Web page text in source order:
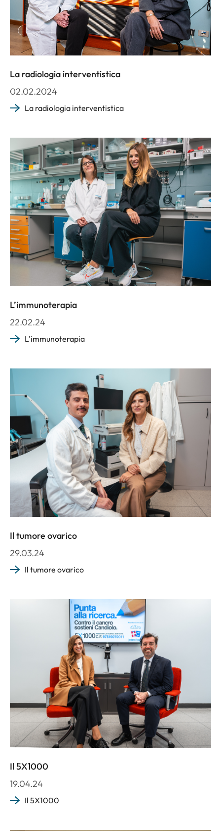
La radiologia interventistica
02.02.2024
La radiologia interventistica
L’immunoterapia
22.02.24
L'immunoterapia
Il tumore ovarico
29.03.24
Il tumore ovarico
Il 5X1000
19.04.24
Il 5X1000